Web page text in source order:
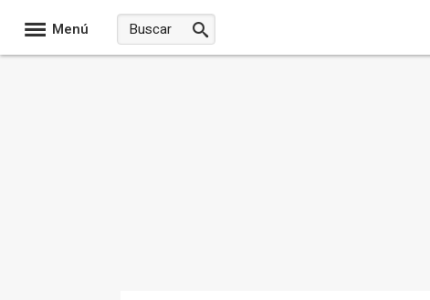
Menú